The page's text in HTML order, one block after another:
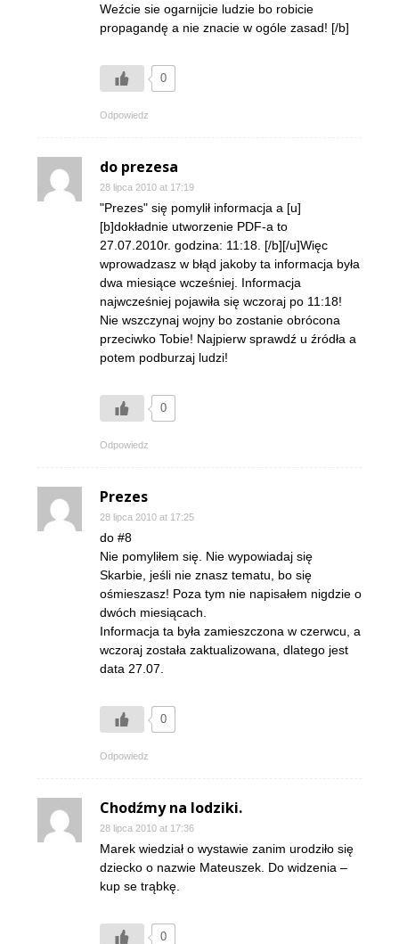
Weźcie sie ogarnijcie ludzie bo robicie
propagandę a nie znacie w ogóle zasad! [/b]
0
Odpowiedz
do prezesa
28 lipca 2010 at 17:19
"Prezes" się pomylił informacja a [u]
[b]dokładnie utworzenie PDF-a to
27.07.2010r. godzina: 11:18. [/b][/u]Więc
wprowadzasz w błąd jakoby ta informacja była
dwa miesiące wcześniej. Informacja
najwcześniej pojawiła się wczoraj po 11:18!
Nie wszczynaj wojny bo zostanie obrócona
przeciwko Tobie! Najpierw sprawdź u źródła a
potem podburzaj ludzi!
0
Odpowiedz
Prezes
28 lipca 2010 at 17:25
do #8
Nie pomyliłem się. Nie wypowiadaj się
Skarbie, jeśli nie znasz tematu, bo się
ośmieszasz! Poza tym nie napisałem nigdzie o
dwóch miesiącach.
Informacja ta była zamieszczona w czerwcu, a
wczoraj została zaktualizowana, dlatego jest
data 27.07.
0
Odpowiedz
Chodźmy na lodziki.
28 lipca 2010 at 17:36
Marek wiedział o wystawie zanim urodziło się
dziecko o nazwie Mateuszek. Do widzenia –
kup se trąbkę.
0